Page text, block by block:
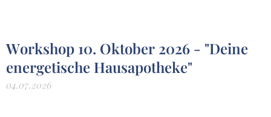
Workshop 10. Oktober 2026 - "Deine
energetische Hausapotheke"
04.07.2026